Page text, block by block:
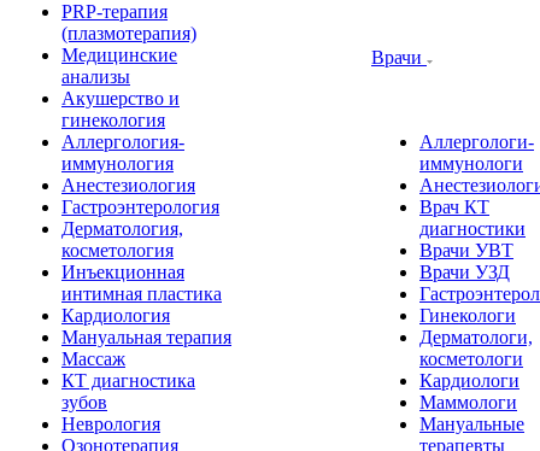
PRP-терапия
(плазмотерапия)
Медицинские
анализы
Акушерство и
гинекология
Аллергология-
иммунология
Анестезиология
Гастроэнтерология
Дерматология,
косметология
Инъекционная
интимная пластика
Кардиология
Мануальная терапия
Массаж
КТ диагностика
зубов
Неврология
Озонотерапия
Врачи
Аллергологи-
иммунологи
Врач КТ
диагностики
Врачи УВТ
Врачи УЗД
Гинекологи
Дерматологи,
косметологи
Кардиологи
Маммологи
Мануальные
терапевты